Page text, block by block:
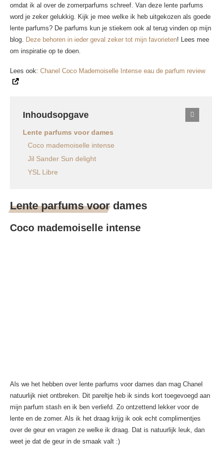
omdat ik al over de zomerparfums schreef. Van deze lente parfums
word je zeker gelukkig. Kijk je mee welke ik heb uitgekozen als goede
lente parfums? De parfums kun je stiekem ook al terug vinden op mijn
blog. Deze behoren in ieder geval zeker tot mijn favorieten! Lees mee
om inspiratie op te doen.
Lees ook: Chanel Coco Mademoiselle Intense eau de parfum review
Inhoudsopgave
Lente parfums voor dames
Coco mademoiselle intense
Jil Sander Sun delight
YSL Libre
Lente parfums voor dames
Coco mademoiselle intense
Als we het hebben over lente parfums voor dames dan mag Chanel
natuurlijk niet ontbreken. Dit pareltje heb ik sinds kort toegevoegd aan
mijn parfum stash en ik ben verliefd. Zo ontzettend lekker voor de
lente en de zomer. Als ik het draag krijg ik ook echt complimentjes
over de geur en vragen ze welke ik draag. Dat is natuurlijk leuk, dan
weet je dat de geur in de smaak valt :)